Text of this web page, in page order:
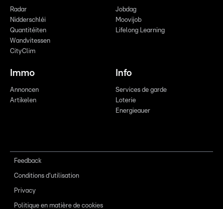
Radar
Nidderschléi
Quantitéiten
Wandvitessen
CityClim
Jobdag
Moovijob
Lifelong Learning
Immo
Annoncen
Artikelen
Info
Services de garde
Loterie
Energieauer
Feedback
Conditions d'utilisation
Privacy
Politique en matière de cookies